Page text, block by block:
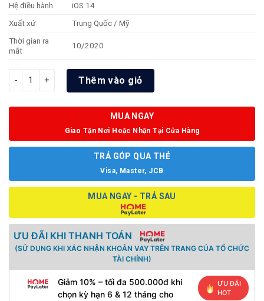
Hệ điều hành
iOS 14
Xuất xứ
Trung Quốc / Mỹ
Thời gian ra
mắt
10/2020
Số lượng Thêm vào giỏ
MUA NGAY
Giao Tận Nơi Hoặc Nhận Tại Cửa Hàng
TRẢ GÓP QUA THẺ
Visa, Master, JCB
MUA NGAY - TRẢ SAU
ƯU ĐÃI KHI THANH TOÁN
(SỬ DỤNG KHI XÁC NHẬN KHOẢN VAY TRÊN TRANG CỦA TỔ CHỨC
TÀI CHÍNH)
Giảm 10% – tối đa 500.000đ khi
chọn kỳ hạn 6 & 12 tháng cho
ƯU ĐÃI
HOT